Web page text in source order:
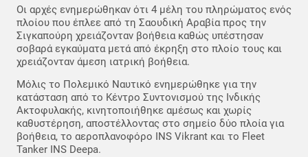
Οι αρχές ενημερώθηκαν ότι 4 μέλη του πληρώματος ενός
πλοίου που έπλεε από τη Σαουδική Αραβία προς την
Σιγκαπούρη χρειάζονταν βοήθεια καθώς υπέστησαν
σοβαρά εγκαύματα μετά από έκρηξη στο πλοίο τους και
χρειάζονταν άμεση ιατρική βοήθεια.
Μόλις το Πολεμικό Ναυτικό ενημερώθηκε για την
κατάσταση από το Κέντρο Συντονισμού της Ινδικής
Ακτοφυλακής, κινητοποιήθηκε αμέσως και χωρίς
καθυστέρηση, αποστέλλοντας στο σημείο δύο πλοία για
βοήθεια, το αεροπλανοφόρο INS Vikrant και το Fleet
Tanker INS Deepa.